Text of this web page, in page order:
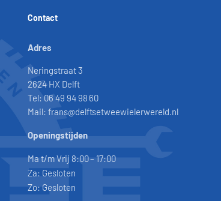
Contact
Adres
Neringstraat 3
2624 HX Delft
Tel: 06 49 94 98 60
Mail: frans@delftsetweewielerwereld.nl
Openingstijden
Ma t/m Vrij 8:00 – 17:00
Za: Gesloten
Zo: Gesloten